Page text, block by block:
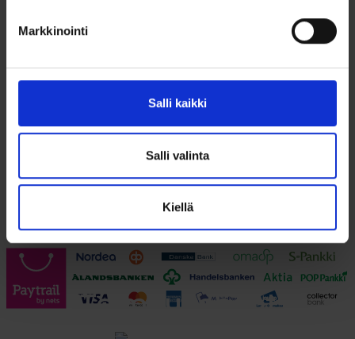
Markkinointi
Salli kaikki
Salli valinta
Kiellä
Kaunis 14k keltakultainen
avosydänriipus zirkoneilla on...
Lisää toivelistalle
Toimitusehdot